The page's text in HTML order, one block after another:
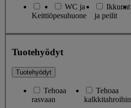
Keittiö
WC ja
pesuhuone
Ikkunat
ja peilit
Tuotehyödyt
Tuotehyödyt
Tehoaa
rasvaan
Tehoaa
kalkkitahroihin